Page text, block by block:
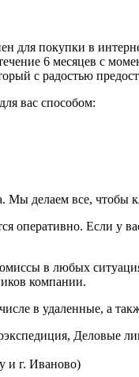
для покупки в
6 месяцев с
с радостью
вас способом:
Мы делаем все,
оперативно. Если у
в любых
компании.
в удаленные, а
Деловые
и г. Иваново)